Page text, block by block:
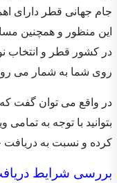
جام جهانی قطر دارای
این منظور و همچنین
در کشور قطر و انتخاب
روی شما به شمار می
در واقع می توان گفت که
بتوانید با توجه به
کرده و نسبت به دریافت
بررسی شرایط